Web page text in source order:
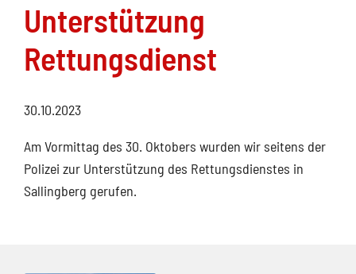
Unterstützung
Rettungsdienst
30.10.2023
Am Vormittag des 30. Oktobers wurden wir seitens der
Polizei zur Unterstützung des Rettungsdienstes in
Sallingberg gerufen.